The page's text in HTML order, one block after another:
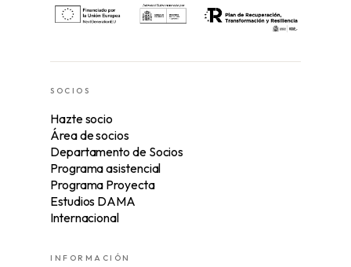
SOCIOS
Hazte socio
Área de socios
Departamento de Socios
Programa asistencial
Programa Proyecta
Estudios DAMA
Internacional
INFORMACIÓN